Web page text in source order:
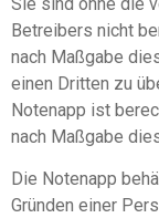
Betreibers nicht
nach Maßgabe
einen Dritten zu
Notenapp ist
nach Maßgabe
Die Notenapp
Gründen einer